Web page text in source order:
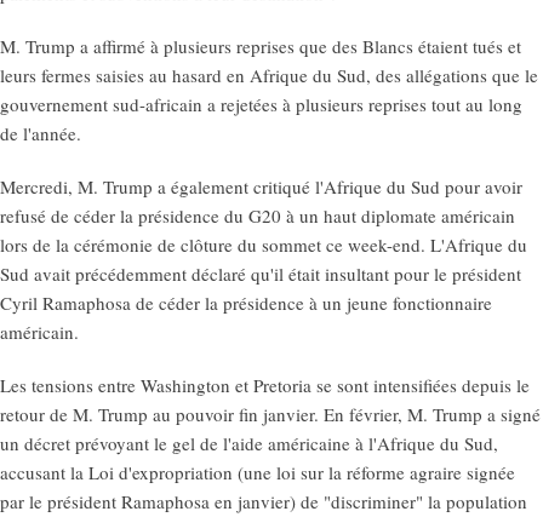
M. Trump a affirmé à plusieurs reprises que des Blancs étaient tués et
leurs fermes saisies au hasard en Afrique du Sud, des allégations que le
gouvernement sud-africain a rejetées à plusieurs reprises tout au long
de l'année.
Mercredi, M. Trump a également critiqué l'Afrique du Sud pour avoir
refusé de céder la présidence du G20 à un haut diplomate américain
lors de la cérémonie de clôture du sommet ce week-end. L'Afrique du
Sud avait précédemment déclaré qu'il était insultant pour le président
Cyril Ramaphosa de céder la présidence à un jeune fonctionnaire
américain.
Les tensions entre Washington et Pretoria se sont intensifiées depuis le
retour de M. Trump au pouvoir fin janvier. En février, M. Trump a signé
un décret prévoyant le gel de l'aide américaine à l'Afrique du Sud,
accusant la Loi d'expropriation (une loi sur la réforme agraire signée
par le président Ramaphosa en janvier) de "discriminer" la population